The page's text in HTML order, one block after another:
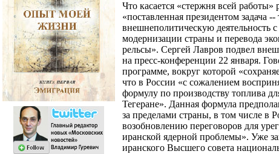
Что касается «стержня всей
«поставленная президентом задача
внешнеполитическую деятельность
модернизации страны и перевода
рельсы». Сергей Лавров подвел
на пресс-конференции 22 января.
программе, вокруг которой
что в России «с сожалением
формулу по производству топлива
Тегеране». Данная формула
за пределами страны, в том числе в
возобновлению переговоров для
иранской ядерной проблемы». Уже
иранского Высшего совета